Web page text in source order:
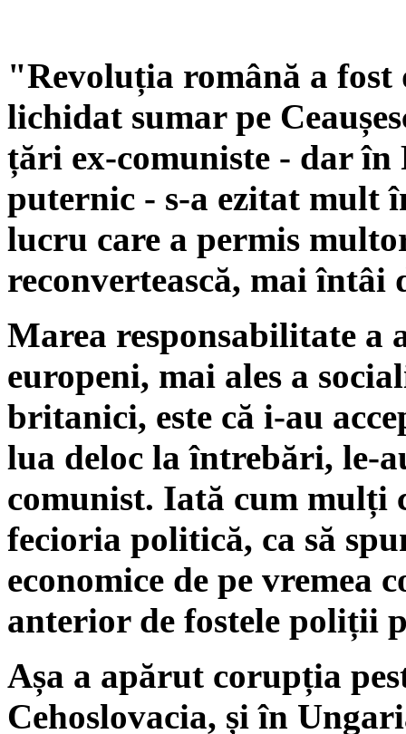
"Revoluția română a fost
lichidat sumar pe
țări ex-comuniste - dar în
puternic - s-a ezitat mult
lucru care a permis
reconvertească, mai întâi
Marea responsabilitate a
europeni, mai ales a
britanici, este că i-au
lua deloc la întrebări, le-
comunist. Iată cum mulți
fecioria politică, ca să
economice de pe vremea
anterior de fostele poliții
Așa a apărut corupția
Cehoslovacia, și în